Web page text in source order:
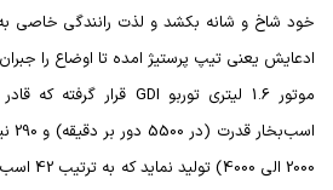
خود شاخ و شانه بکشد و لذت رانندگی خاصی به
ادعایش یعنی تیپ پرستیژ امده تا اوضاع را
موتور 1.6 لیتری توربو
GDI